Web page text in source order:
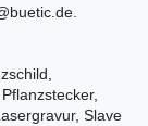
Slave